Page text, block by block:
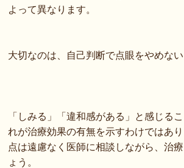
よって異なります。
大切なのは、自己判断で点眼をやめない
「しみる」「違和感がある」と感じる
れが治療効果の有無を示すわけではあ
点は遠慮なく医師に相談しながら、治
ょう。